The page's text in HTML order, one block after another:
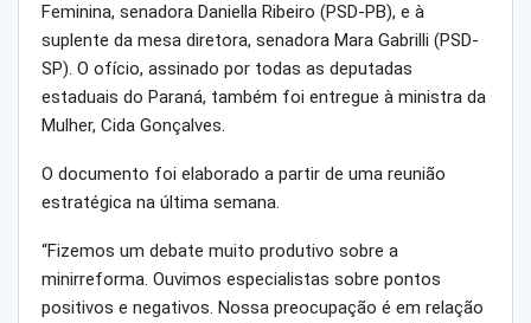
Feminina, senadora Daniella Ribeiro (PSD-PB), e à
suplente da mesa diretora, senadora Mara Gabrilli (PSD-
SP). O ofício, assinado por todas as deputadas
estaduais do Paraná, também foi entregue à ministra da
Mulher, Cida Gonçalves.
O documento foi elaborado a partir de uma reunião
estratégica na última semana.
“Fizemos um debate muito produtivo sobre a
minirreforma. Ouvimos especialistas sobre pontos
positivos e negativos. Nossa preocupação é em relação